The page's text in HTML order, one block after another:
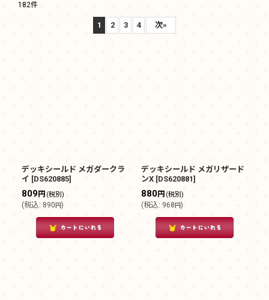
182件
1 2 3 4 次»
デッキシールド メガダークラ
イ [DS620885]
809円 (税別)
(税込: 890円)
デッキシールド メガリザード
ンX [DS620881]
880円 (税別)
(税込: 968円)